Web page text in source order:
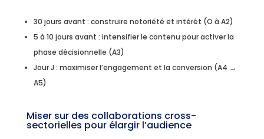
30 jours avant : construire notoriété et intérêt (O à A2)
5 à 10 jours avant : intensifier le contenu pour activer la
phase décisionnelle (A3)
Jour J : maximiser l’engagement et la conversion (A4 →
A5)
Miser sur des collaborations cross-
sectorielles pour élargir l’audience